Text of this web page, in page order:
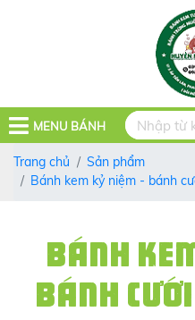
MENU BÁNH
Trang chủ
Sản phẩm
Bánh kem kỷ niệm - bánh
BÁNH
BÁNH